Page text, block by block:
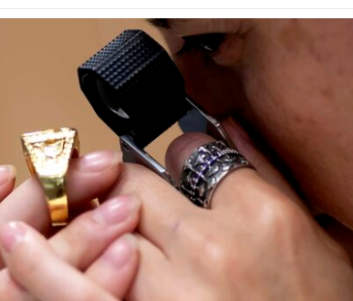
Monte
de
Fundos
estrena
oficinas
en
Avenida